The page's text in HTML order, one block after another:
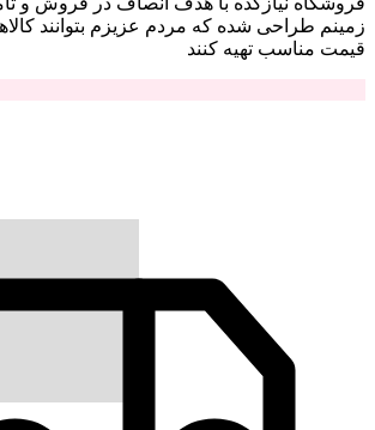
زمینم طراحی شده که مردم عزیزم بتوانند
قیمت مناسب تهیه کنند